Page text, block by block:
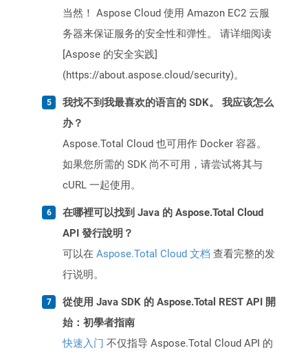
当然！ Aspose Cloud 使用 Amazon EC2 云服
务器来保证服务的安全性和弹性。 请详细阅读
[Aspose 的安全实践]
(https://about.aspose.cloud/security)。
我找不到我最喜欢的语言的 SDK。 我应该怎么
办？
Aspose.Total Cloud 也可用作 Docker 容器。
如果您所需的 SDK 尚不可用，请尝试将其与
cURL 一起使用。
在哪裡可以找到 Java 的 Aspose.Total Cloud
API 發行說明？
可以在 Aspose.Total Cloud 文档 查看完整的发
行说明。
從使用 Java SDK 的 Aspose.Total REST API 開
始：初學者指南
快速入门 不仅指导 Aspose.Total Cloud API 的